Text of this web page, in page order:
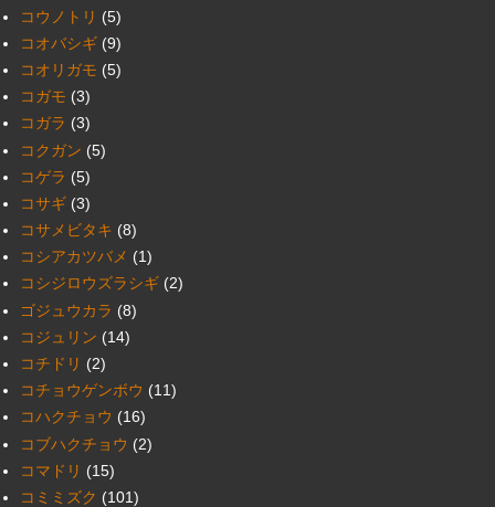
コウノトリ (5)
コオバシギ (9)
コオリガモ (5)
コガモ (3)
コガラ (3)
コクガン (5)
コゲラ (5)
コサギ (3)
コサメビタキ (8)
コシアカツバメ (1)
コシジロウズラシギ (2)
ゴジュウカラ (8)
コジュリン (14)
コチドリ (2)
コチョウゲンボウ (11)
コハクチョウ (16)
コブハクチョウ (2)
コマドリ (15)
コミミズク (101)